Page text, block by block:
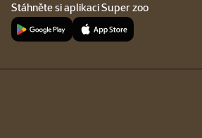
Stáhněte si aplikaci Super zoo